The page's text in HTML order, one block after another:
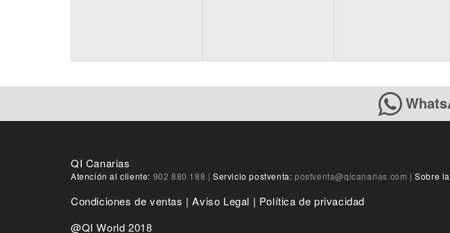
QI Canarias
Atención al cliente: 902 880 188 | Servicio postventa:postventa@qicanarias.com | Sobre
Condiciones de ventas |Aviso Legal | Política de privacidad
@QI World 2018